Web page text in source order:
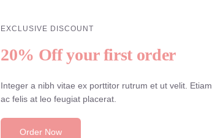
EXCLUSIVE DISCOUNT
20% Off your first order
Integer a nibh vitae ex porttitor rutrum et ut velit. Etiam
ac felis at leo feugiat placerat.
Order Now